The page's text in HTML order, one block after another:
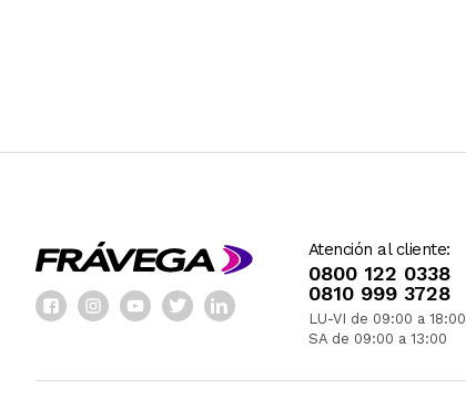
Atención al cliente:
0800 122 0338
0810 999 3728
LU-VI de 09:00 a 18:00
SA de 09:00 a 13:00